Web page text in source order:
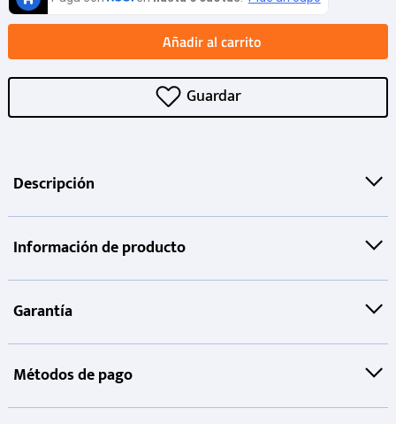
Añadir al carrito
Descripción
Información de producto
Garantía
Métodos de pago